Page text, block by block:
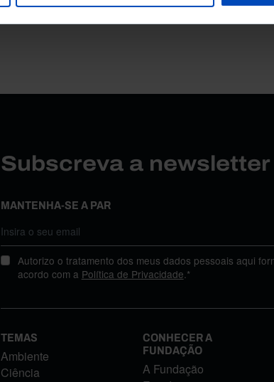
Subscreva a
MANTENHA-SE A PAR
Autorizo o tratamento dos meus dados pessoais aqui
acordo com a Política de Privacidade.*
TEMAS
Ambiente
Ciência
CONHECER A
FUNDAÇÃO
A Fundação